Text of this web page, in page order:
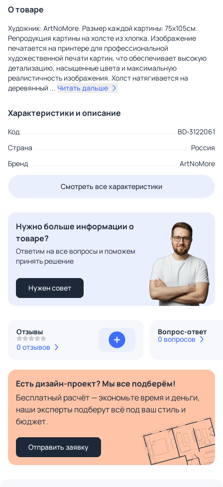
О товаре
Художник: ArtNoMore. Размер каждой картины: 75х105см.
Репродукция картины на холсте из хлопка. Изображение
печатается на принтере для профессиональной
художественной печати картин, что обеспечивает высокую
детализацию, насыщенные цвета и максимальную
реалистичность изображения. Холст натягивается на
деревянный ... Читать дальше
Характеристики и описание
Код
BD-3122061
Страна
Россия
Бренд
ArtNoMore
Смотреть все характеристики
Нужно больше информации о
товаре?
Ответим на все вопросы и поможем
принять решение
Нужен совет
Отзывы
0 отзывов
Вопрос-ответ
0 вопросов
Есть дизайн-проект? Мы все подберём!
Бесплатный расчёт — экономьте время и деньги,
наши эксперты подберут всё под ваш стиль и
бюджет.
Отправить заявку